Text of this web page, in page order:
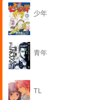
少年
青年
TL